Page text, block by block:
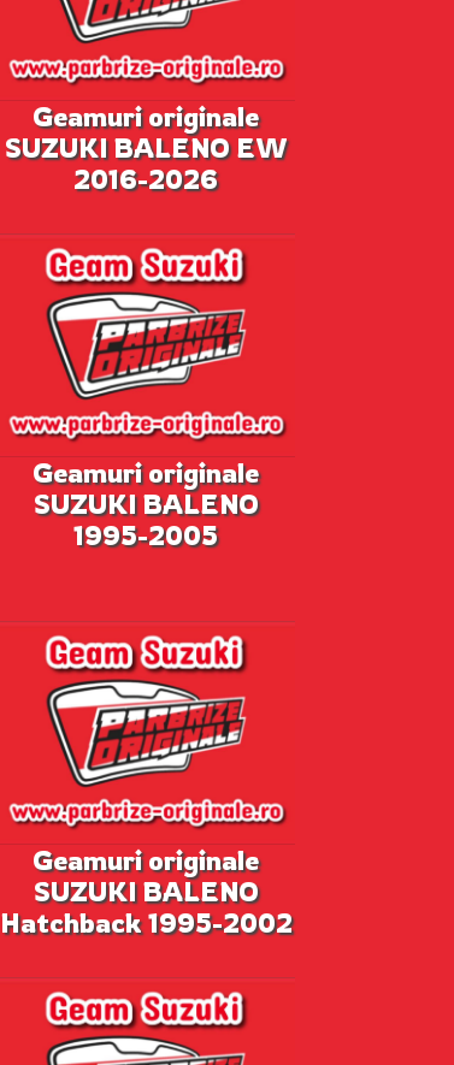
Geamuri originale
SUZUKI BALENO EW
2016-2026
Geamuri originale
SUZUKI BALENO
1995-2005
Geamuri originale
SUZUKI BALENO
Hatchback 1995-2002